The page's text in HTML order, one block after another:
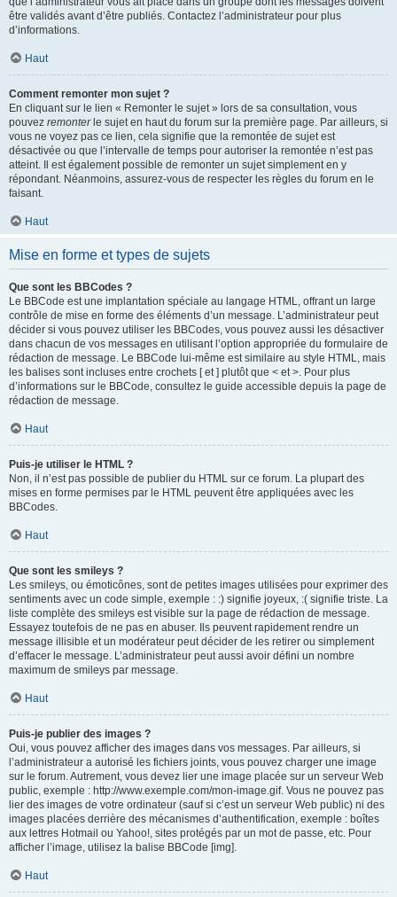
être validés avant d’être publiés. Contactez l’administrateur pour plus
d’informations.
Haut
Comment remonter mon sujet ?
En cliquant sur le lien « Remonter le sujet » lors de sa consultation, vous
pouvez remonterle sujet en haut du forum sur la première page. Par ailleurs, si
vous ne voyez pas ce lien, cela signifie que la remontée de sujet est
désactivée ou que l’intervalle de temps pour autoriser la remontée n’est pas
atteint. Il est également possible de remonter un sujet simplement en y
répondant. Néanmoins, assurez-vous de respecter les règles du forum en le
faisant.
Haut
Mise en forme et types de sujets
Que sont les BBCodes ?
Le BBCode est une implantation spéciale au langage HTML, offrant un large
contrôle de mise en forme des éléments d’un message. L’administrateur peut
décider si vous pouvez utiliser les BBCodes, vous pouvez aussi les désactiver
dans chacun de vos messages en utilisant l’option appropriée du formulaire de
rédaction de message. Le BBCode lui-même est similaire au style HTML, mais
les balises sont incluses entre crochets [ et ] plutôt que < et >. Pour plus
d’informations sur le BBCode, consultez le guide accessible depuis la page de
rédaction de message.
Haut
Puis-je utiliser le HTML ?
Non, il n’est pas possible de publier du HTML sur ce forum. La plupart des
mises en forme permises par le HTML peuvent être appliquées avec les
BBCodes.
Haut
Que sont les smileys ?
Les smileys, ou émoticônes, sont de petites images utilisées pour exprimer des
sentiments avec un code simple, exemple : :) signifie joyeux, :( signifie triste. La
liste complète des smileys est visible sur la page de rédaction de message.
Essayez toutefois de ne pas en abuser. Ils peuvent rapidement rendre un
message illisible et un modérateur peut décider de les retirer ou simplement
d’effacer le message. L’administrateur peut aussi avoir défini un nombre
maximum de smileys par message.
Haut
Puis-je publier des images ?
Oui, vous pouvez afficher des images dans vos messages. Par ailleurs, si
l’administrateur a autorisé les fichiers joints, vous pouvez charger une image
sur le forum. Autrement, vous devez lier une image placée sur un serveur Web
public, exemple : http://www.exemple.com/mon-image.gif. Vous ne pouvez pas
lier des images de votre ordinateur (sauf si c’est un serveur Web public) ni des
images placées derrière des mécanismes d’authentification, exemple : boîtes
aux lettres Hotmail ou Yahoo!, sites protégés par un mot de passe, etc. Pour
afficher l’image, utilisez la balise BBCode [img].
Haut